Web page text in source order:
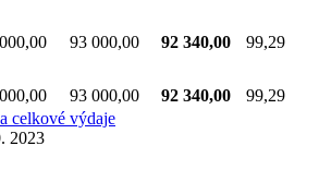
93 000,00 92 340,00 99,29
93 000,00 92 340,00
99,29
celkové výdaje
2023